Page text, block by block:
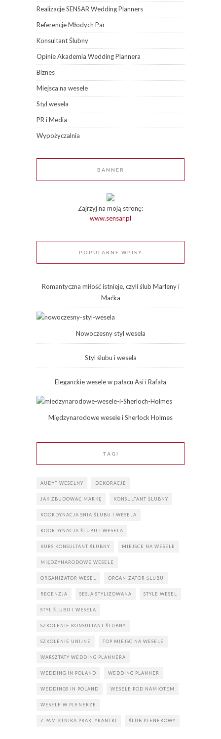
Realizacje SENSAR Wedding Planners
Referencje Młodych Par
Konsultant Ślubny
Opinie Akademia Wedding Plannera
Biznes
Miejsca na wesele
Styl wesela
PR i Media
Wypożyczalnia
BANNER
Zajrzyj na moją stronę:
www.sensar.pl
POPULARNE WPISY
Romantyczna miłość istnieje, czyli ślub Marleny i
Maćka
Nowoczesny styl wesela
Styl ślubu i wesela
Eleganckie wesele w pałacu Asi i Rafała
Międzynarodowe wesele i Sherlock Holmes
TAGI
AUDYT WESELNY DEKORACJE
JAK ZBUDOWAĆ MARKĘ KONSULTANT ŚLUBNY
KOORDYNACJA SNIA ŚLUBU I WESELA
KOORDYNACJA ŚLUBU I WESELA
KURS KONSULTANT ŚLUBNY MIEJSCE NA WESELE
MIĘDZYNARODOWE WESELE
ORGANIZATOR WESEL ORGANIZATOR ŚLUBU
RECENZJA SESJA STYLIZOWANA STYLE WESEL
STYL ŚLUBU I WESELA
SZKOLENIE KONSULTANT ŚLUBNY
SZKOLENIE UNIJNE TOP MIEJSC NA WESELE
WARSZTATY WEDDING PLANNERA
WEDDING IN POLAND WEDDING PLANNER
WEDDINGS IN POLAND WESELE POD NAMIOTEM
WESELE W PLENERZE
Z PAMIĘTNIKA PRAKTYKANTKI ŚLUB PLENEROWY